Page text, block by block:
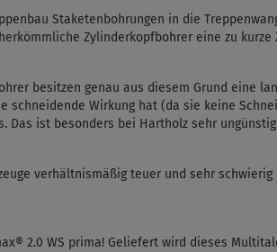
Staketenbohrungen in die
Zylinderkopfbohrer eine zu
besitzen genau aus diesem Grund eine
schneidende Wirkung hat (da sie keine
Das ist besonders bei Hartholz sehr
verhältnismäßig teuer und sehr schwierig
2.0 WS prima! Geliefert wird dieses